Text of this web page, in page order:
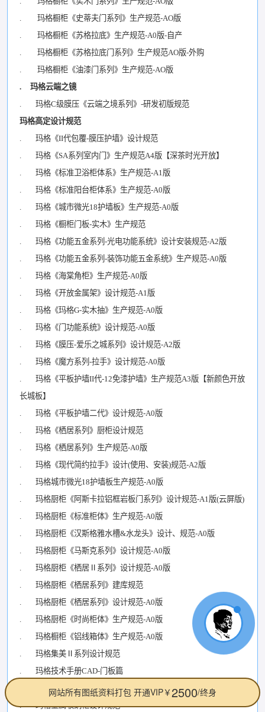
. 玛格橱柜《史蒂夫门系列》生产规范-AO版
. 玛格橱柜《苏格拉底》生产规范-A0版-自产
. 玛格橱柜《苏格拉底门系列》生产规范AO版-外购
. 玛格橱柜《油漆门系列》生产规范-AO版
. 玛格云端之镜
. 玛格C级膜压《云端之境系列》-研发初版规范
玛格高定设计规范
. 玛格《II代包覆-膜压护墙》设计规范
. 玛格《SA系列室内门》生产规范A4版【深茶时光开放】
. 玛格《标准卫浴柜体系》生产规范-A1版
. 玛格《标准阳台柜体系》生产规范-A0版
. 玛格《城市微光18护墙板》生产规范-A0版
. 玛格《橱柜门板-实木》生产规范
. 玛格《功能五金系列-光电功能系统》设计安装规范-A2版
. 玛格《功能五金系列-装饰功能五金系统》生产规范-A0版
. 玛格《海棠角柜》生产规范-A0版
. 玛格《开放金属架》设计规范-A1版
. 玛格《玛格G-实木抽》生产规范-A0版
. 玛格《门功能系统》设计规范-A0版
. 玛格《膜压-爱乐之城系列》设计规范-A2版
. 玛格《魔方系列-拉手》设计规范-A0版
. 玛格《平板护墙II代-12免漆护墙》生产规范A3版【新颜色开放
长城板】
. 玛格《平板护墙二代》设计规范-A0版
. 玛格《栖居系列》厨柜设计规范
. 玛格《栖居系列》生产规范-A0版
. 玛格《现代简约拉手》设计(使用、安装)规范-A2版
. 玛格城市微光18护墙板生产规范-A0版
. 玛格厨柜《阿斯卡拉铝框岩板门系列》设计规范-A1版(云屏版)
. 玛格厨柜《标准柜体》生产规范-A0版
. 玛格厨柜《汉斯格雅水槽&水龙头》设计、规范-A0版
. 玛格厨柜《马斯克系列》设计规范-A0版
. 玛格厨柜《栖居Ⅱ系列》设计规范-A0版
. 玛格厨柜《栖居系列》建库规范
. 玛格厨柜《栖居系列》设计规范-A0版
. 玛格厨柜《时尚柜体》生产规范-A0版
. 玛格橱柜《铝线箱体》生产规范-A0版
. 玛格集美Ⅱ系列设计规范
. 玛格技术手册CAD-门板篇
. 玛格金属收纳柜设计规范(外发版本)
. 玛格金属收纳柜设计规范